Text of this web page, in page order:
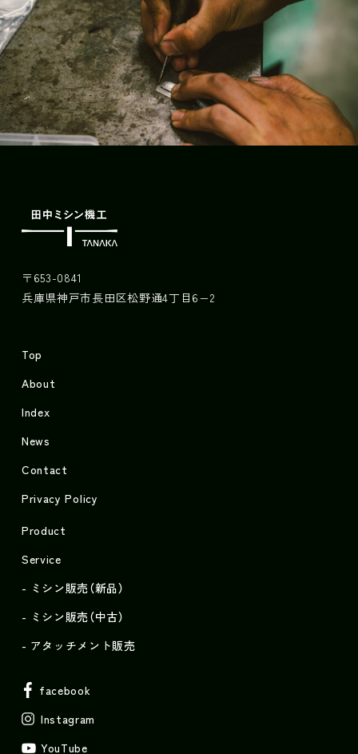
〒653-0841
兵庫県神戸市長田区松野通4丁目6−2
Top
About
Index
News
Contact
Privacy Policy
Product
Service
ミシン販売（新品）
ミシン販売（中古）
アタッチメント販売
facebook
Instagram
YouTube